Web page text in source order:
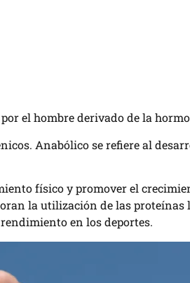
el hombre derivado de la
Anabólico se refiere al
físico y promover el
la utilización de las
en los deportes.